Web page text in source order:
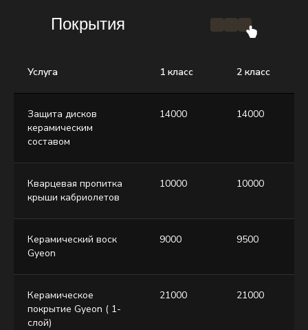
Покрытия
Услуга 1 класс 2 класс
Защита дисков
керамическим
составом
14000 14000
Кварцевая пропитка
крыши кабриолетов
10000 10000
Керамический воск
Gyeon
9000 9500
Керамическое
покрытие Gyeon ( 1-
слой)
21000 21000